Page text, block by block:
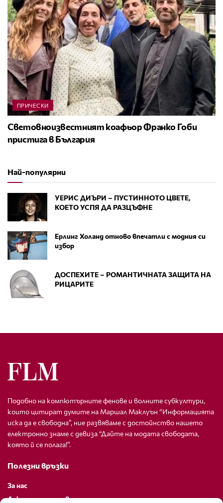
ПРИЧЕСКИ
Световноизвестният коафьор Франко Гоби
пристига в България
Най-популярни
УЕРИС ДИЪРИ – ПУСТИННОТО ЦВЕТЕ,
КОЕТО УСПЯ ДА РАЗЦЪФНЕ
Ерлинг Холанд отново впечатли с модния си
избор
ДОСПЕХИТЕ – РОМАНТИЧНАТА ЗАЩИТА НА
РИЦАРИТЕ
Подобно на компютърните фенове и волните субкултури,
които цитират думите на Маршал Маклуън “Информацията
иска да е свободна”, ние развяваме с достойнство нашето
електронно знаме с девиза “Дайте на модата свободата,
която й се полага!”.
Полезни връзки
За нас
Декларация за поверителност